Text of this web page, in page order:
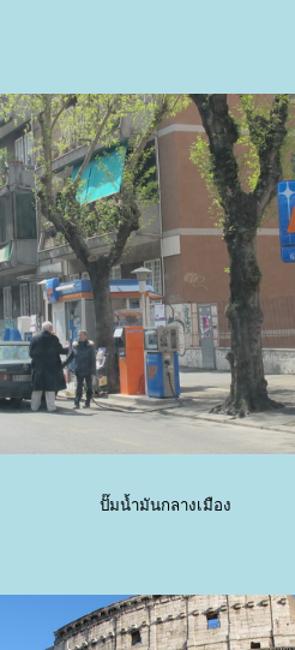
ปั๊มน้ำมันกลางเมือง